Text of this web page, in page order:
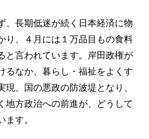
、長期低迷が続く日本経済に物
り、４月には１万品目もの食料
と言われています。岸田政権が
るなか、暮らし・福祉をよくす
現、国の悪政の防波堤となり、
地方政治への前進が、どうして
ます。